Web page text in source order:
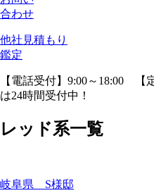
合わせ
他社見積もり
鑑定
【電話受付】9:00～18:00
は24時間受付中！
レッド系一覧
岐阜県 S様邸